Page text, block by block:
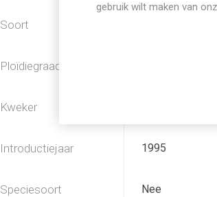
Soort
Ploïdiegraad
Kweker
Introductiejaar 1995
Speciesoort Nee
gebruik wilt maken van